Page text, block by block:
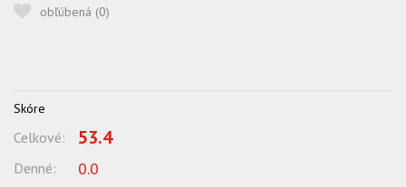
obľúbená (0)
Skóre
Celkové: 53.4
Denné: 0.0